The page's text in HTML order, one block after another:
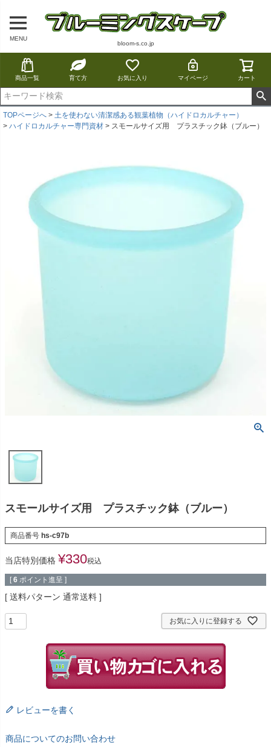
MENU
bloom-s.co.jp
商品一覧 育て方 お気に入り マイページ カート
TOPページへ
土を使わない清潔感ある観葉植物（ハイドロカルチャー）
ハイドロカルチャー専門資材
スモールサイズ用 プラスチック鉢（ブルー）
スモールサイズ用 プラスチック鉢（ブルー）
商品番号 hs-c97b
当店特別価格 ¥330税込
[ 6 ポイント進呈 ]
送料パターン 通常送料
お気に入りに登録する
レビューを書く
商品についてのお問い合わせ